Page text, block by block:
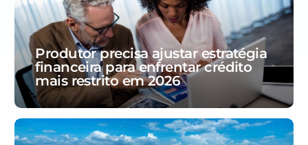
Produtor precisa ajustar estratégia
financeira para enfrentar crédito
mais restrito em 2026